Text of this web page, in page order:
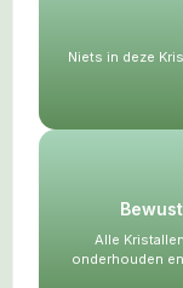
Niets in deze
Alle
onderhouden